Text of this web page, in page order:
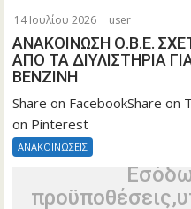
14 Ιουλίου 2026 user
ΑΝΑΚΟΙΝΩΣΗ Ο.Β.Ε.
ΑΠΟ ΤΑ ΔΙΥΛΙΣΤΗΡΙΑ
ΒΕΝΖΙΝΗ
Share on FacebookShare on
on Pinterest
ΑΝΑΚΟΙΝΩΣΕΙΣ
Α.1180/
τωνΥφυπουργών
και
Μεταφορών, του
Διακυβέρνησης
Ανεξάρτητης